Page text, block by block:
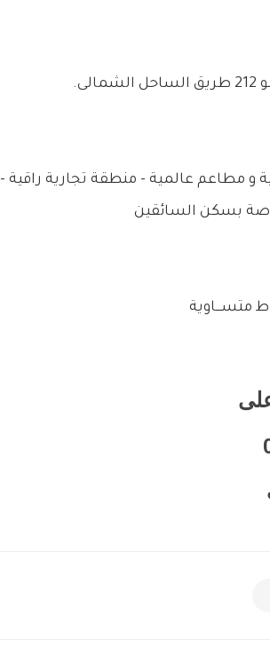
و مطاعم عالمية - منطقة تجارية راقية -
بسكن السائقين